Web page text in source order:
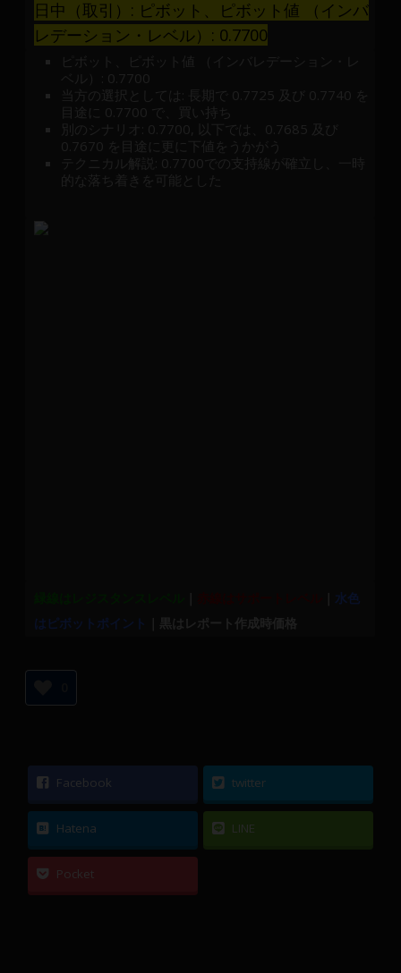
日中（取引）: ピボット、ピボット値 （インバ
レデーション・レベル）: 0.7700
ピボット、ピボット値 （インバレデーション・レ
ベル）: 0.7700
当方の選択としては: 長期で 0.7725 及び 0.7740 を
目途に 0.7700 で、買い持ち
別のシナリオ: 0.7700, 以下では、0.7685 及び
0.7670 を目途に更に下値をうかがう
テクニカル解説: 0.7700での支持線が確立し、一時
的な落ち着きを可能とした
｜水色
はピボットポイント
｜黒はレポート作成時価格
Facebook twitter
Hatena LINE
Pocket